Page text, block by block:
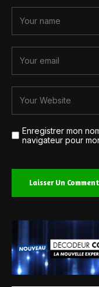
Enregistrer mon
navigateur pour